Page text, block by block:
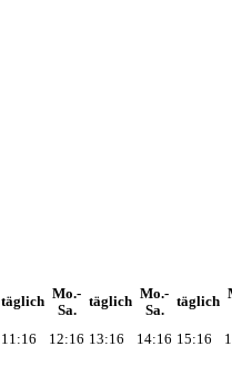
täglich Mo.-
Sa.
täglich Mo.-
Sa.
täglich
11:16 12:16 13:16 14:16 15:16